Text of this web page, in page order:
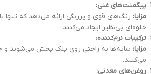
پیگمنت‌های غنی:
مزایا: رنگ‌های قوی و پررنگی ارائه می‌دهد که تنها
جلوه‌ای بی‌نظیر ایجاد می‌کنند.
ترکیبات نرم‌کننده:
مزایا: سایه‌ها به راحتی روی پلک پخش می‌شوند و
می‌کنند.
روغن‌های معدنی: